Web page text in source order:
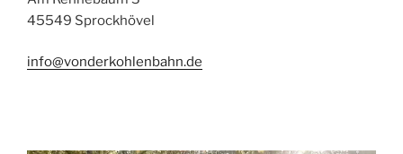
45549 Sprockhövel
info@vonderkohlenbahn.de